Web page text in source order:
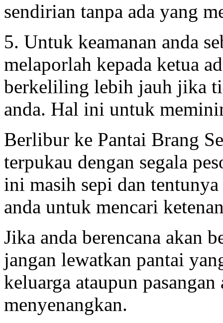
sendirian tanpa ada yang
5. Untuk keamanan anda
melaporlah kepada ketua
berkeliling lebih jauh jika
anda. Hal ini untuk
Berlibur ke Pantai Brang
terpukau dengan segala
ini masih sepi dan
anda untuk mencari
Jika anda berencana akan
jangan lewatkan pantai
keluarga ataupun
menyenangkan.